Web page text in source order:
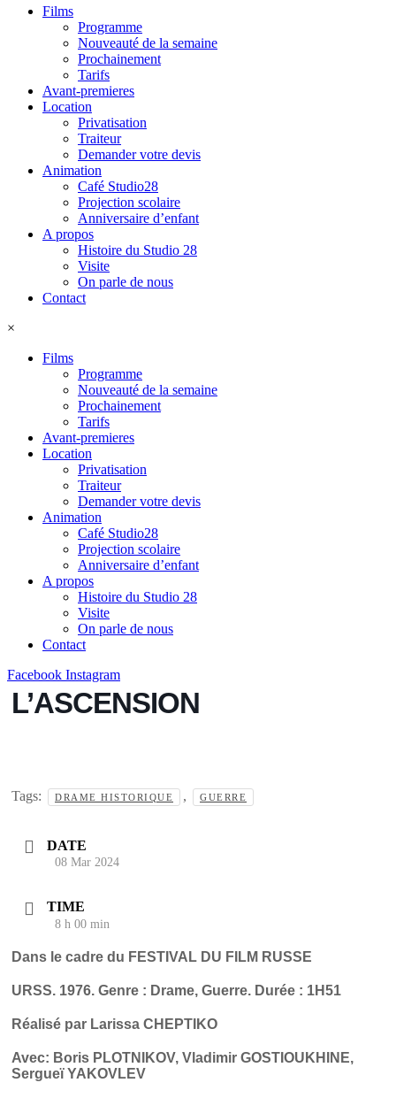
Films
Programme
Nouveauté de la semaine
Prochainement
Tarifs
Avant-premieres
Location
Privatisation
Traiteur
Demander votre devis
Animation
Café Studio28
Projection scolaire
Anniversaire d’enfant
A propos
Histoire du Studio 28
Visite
On parle de nous
Contact
×
Films
Programme
Nouveauté de la semaine
Prochainement
Tarifs
Avant-premieres
Location
Privatisation
Traiteur
Demander votre devis
Animation
Café Studio28
Projection scolaire
Anniversaire d’enfant
A propos
Histoire du Studio 28
Visite
On parle de nous
Contact
Facebook Instagram
L’ASCENSION
Tags: DRAME HISTORIQUE , GUERRE
DATE
08 Mar 2024
TIME
8 h 00 min
Dans le cadre du FESTIVAL DU FILM RUSSE
URSS. 1976. Genre : Drame, Guerre. Durée : 1H51
Réalisé par Larissa CHEPTIKO
Avec: Boris PLOTNIKOV, Vladimir GOSTIOUKHINE,
Sergueï YAKOVLEV